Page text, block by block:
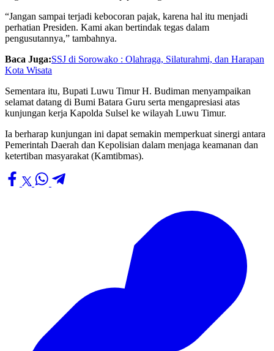
“Jangan sampai terjadi kebocoran pajak, karena hal itu menjadi
perhatian Presiden. Kami akan bertindak tegas dalam
pengusutannya,” tambahnya.
Baca Juga:SSJ di Sorowako : Olahraga, Silaturahmi, dan Harapan
Kota Wisata
Sementara itu, Bupati Luwu Timur H. Budiman menyampaikan
selamat datang di Bumi Batara Guru serta mengapresiasi atas
kunjungan kerja Kapolda Sulsel ke wilayah Luwu Timur.
Ia berharap kunjungan ini dapat semakin memperkuat sinergi antara
Pemerintah Daerah dan Kepolisian dalam menjaga keamanan dan
ketertiban masyarakat (Kamtibmas).